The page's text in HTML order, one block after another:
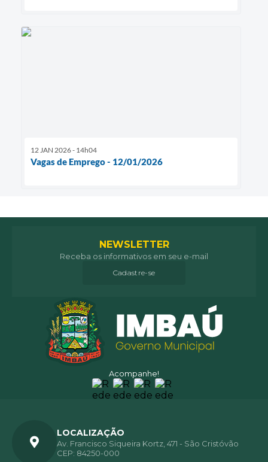
12 JAN 2026 - 14h04
Vagas de Emprego - 12/01/2026
Acompanhe!
NEWSLETTER
Receba os informativos em seu e-mail
Cadastre-se
LOCALIZAÇÃO
Av. Francisco Siqueira Kortz, 471 - São Cristóvão
CEP: 84250-000